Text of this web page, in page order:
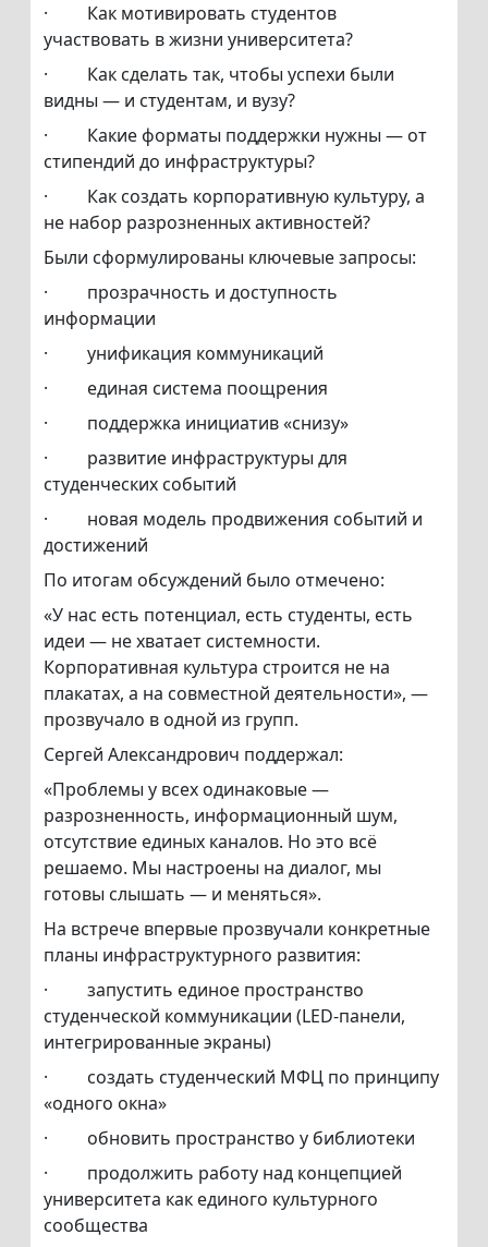
· Как мотивировать студентов
участвовать в жизни университета?
· Как сделать так, чтобы успехи были
видны — и студентам, и вузу?
· Какие форматы поддержки нужны — от
стипендий до инфраструктуры?
· Как создать корпоративную культуру, а
не набор разрозненных активностей?
Были сформулированы ключевые запросы:
· прозрачность и доступность
информации
· унификация коммуникаций
· единая система поощрения
· поддержка инициатив «снизу»
· развитие инфраструктуры для
студенческих событий
· новая модель продвижения событий и
достижений
По итогам обсуждений было отмечено:
«У нас есть потенциал, есть студенты, есть
идеи — не хватает системности.
Корпоративная культура строится не на
плакатах, а на совместной деятельности», —
прозвучало в одной из групп.
Сергей Александрович поддержал:
«Проблемы у всех одинаковые —
разрозненность, информационный шум,
отсутствие единых каналов. Но это всё
решаемо. Мы настроены на диалог, мы
готовы слышать — и меняться».
На встрече впервые прозвучали конкретные
планы инфраструктурного развития:
· запустить единое пространство
студенческой коммуникации (LED-панели,
интегрированные экраны)
· создать студенческий МФЦ по принципу
«одного окна»
· обновить пространство у библиотеки
· продолжить работу над концепцией
университета как единого культурного
сообщества